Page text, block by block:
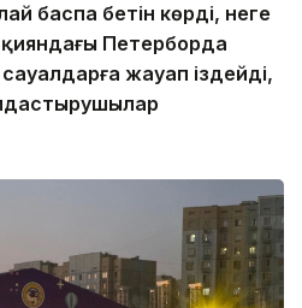
баспа бетін көрді, неге
Петерборда
жауап іздейді,